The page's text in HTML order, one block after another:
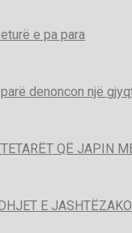
e pa para
denoncon një
QË JAPIN
E